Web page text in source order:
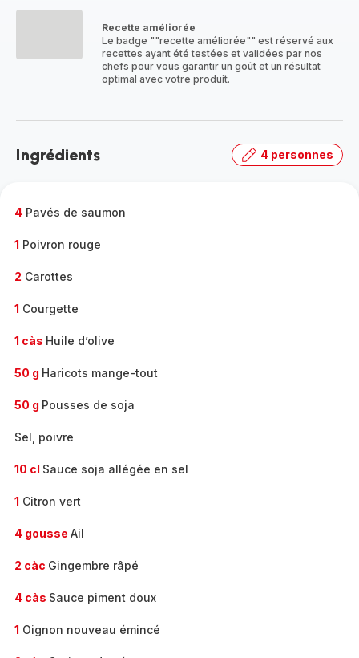
Recette améliorée
Le badge ""recette améliorée"" est réservé aux
recettes ayant été testées et validées par nos
chefs pour vous garantir un goût et un résultat
optimal avec votre produit.
Ingrédients 4 personnes
4 Pavés de saumon
1 Poivron rouge
2 Carottes
1 Courgette
1 càs Huile d’olive
50 g Haricots mange-tout
50 g Pousses de soja
Sel, poivre
10 cl Sauce soja allégée en sel
1 Citron vert
4 gousse Ail
2 càc Gingembre râpé
4 càs Sauce piment doux
1 Oignon nouveau émincé